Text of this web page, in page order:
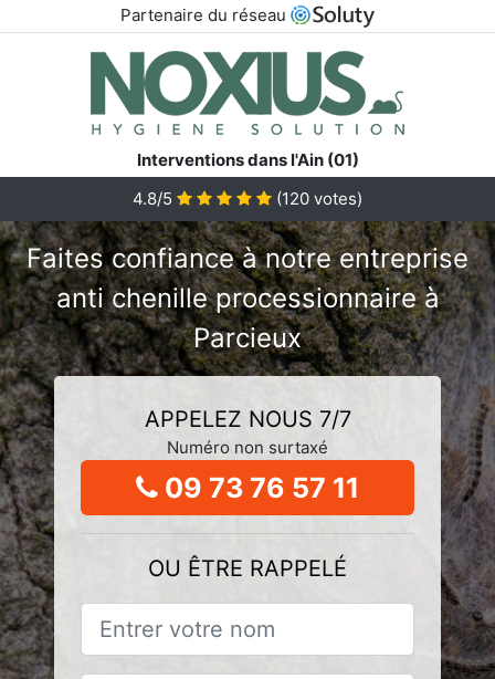
Partenaire du réseau
Interventions dans l'Ain (01)
4.8/5
(120 votes)
Faites confiance à notre entreprise
anti chenille processionnaire à
Parcieux
APPELEZ NOUS 7/7
Numéro non surtaxé
09 73 76 57 11
OU ÊTRE RAPPELÉ